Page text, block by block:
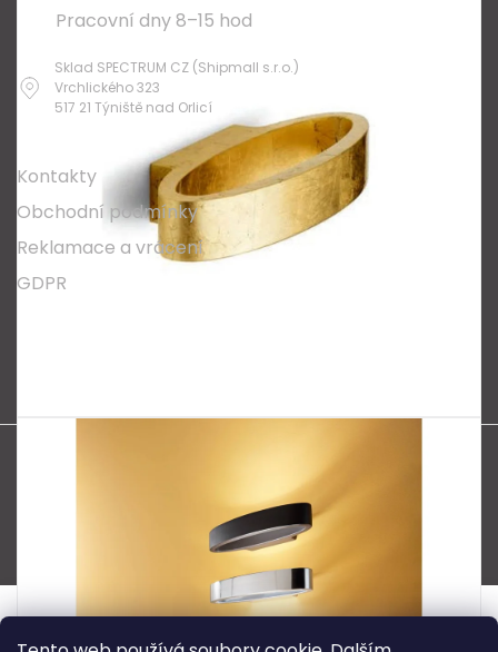
Pracovní dny 8–15 hod
Sklad SPECTRUM CZ (Shipmall s.r.o.)
Vrchlického 323
517 21 Týniště nad Orlicí
Kontakty
Obchodní podmínky
Reklamace a vrácení
GDPR
SPECTRUM CZ s.r.o.
vyhrazena.